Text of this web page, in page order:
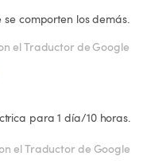
comporten los demás.
el Traductor de Google
para 1 día/10 horas.
el Traductor de Google